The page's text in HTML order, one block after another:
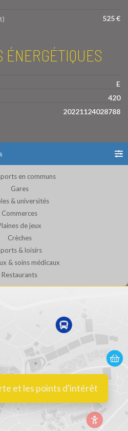
525 €
ÉNERGÉTIQUES
E
420
20221124028788
en communs
Gares
& universités
Commerces
de jeux
Crèches
& loisirs
& soins médicaux
Restaurants
et les points d'intérêt